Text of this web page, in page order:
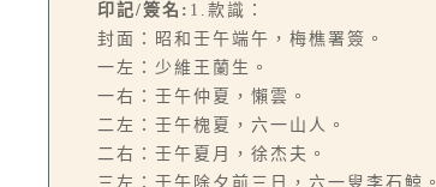
印記/簽名: 1.款識：
封面：昭和壬午端午，梅樵署簽。
一左：少維王蘭生。
一右：壬午仲夏，懶雲。
二左：壬午槐夏，六一山人。
二右：壬午夏月，徐杰夫。
三左：壬午除夕前三日，六一叟李石鯨。